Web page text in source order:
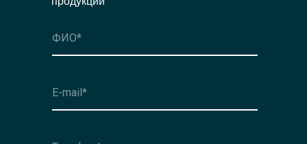
Оформить заявку